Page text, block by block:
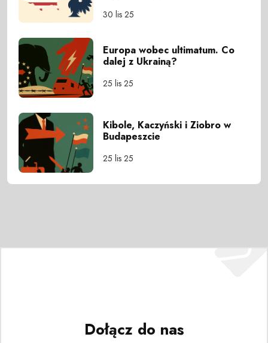
30 lis 25
Europa wobec ultimatum. Co
dalej z Ukrainą?
25 lis 25
Kibole, Kaczyński i Ziobro w
Budapeszcie
25 lis 25
Dołącz do nas